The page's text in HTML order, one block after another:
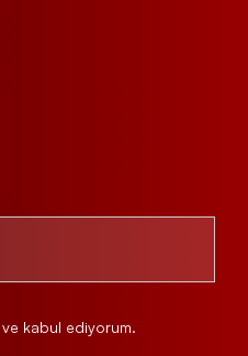
kabul ediyorum.